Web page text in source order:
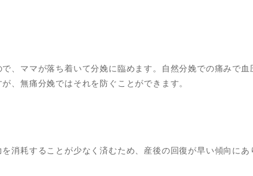
、ママが落ち着いて分娩に臨めます。自然分娩での痛みで
、無痛分娩ではそれを防ぐことができます。
消耗することが少なく済むため、産後の回復が早い傾向にあ